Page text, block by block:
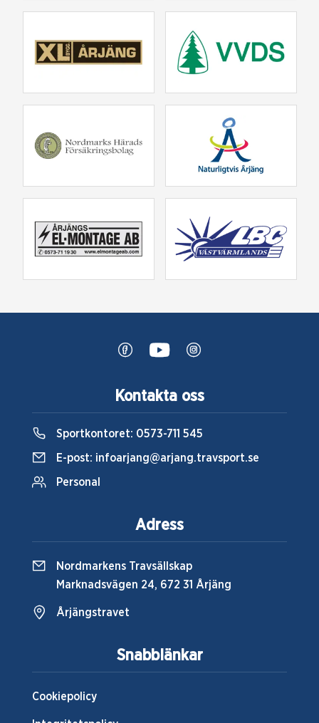
Snabblänkar
Cookiepolicy
Kontakta oss
Sportkontoret: 0573-711 545
E-post: infoarjang@arjang.travsport.se
Personal
Adress
Nordmarkens Travsällskap
Marknadsvägen 24, 672 31 Årjäng
Årjängstravet